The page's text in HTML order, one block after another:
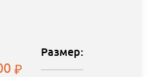
Размер: